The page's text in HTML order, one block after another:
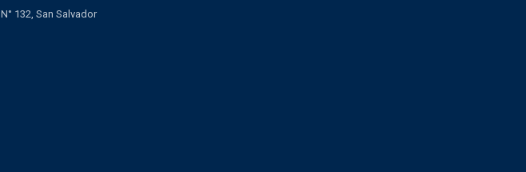
N° 132, San Salvador